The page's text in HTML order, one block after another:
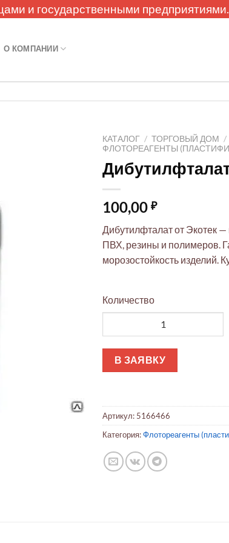
и государственными
О КОМПАНИИ
КАТАЛОГ / ТОРГОВЫЙ ДОМ /
ФЛОТОРЕАГЕНТЫ
100,00 ₽
Дибутилфталат от Экотек
ПВХ, резины и полимеров.
морозостойкость изделий.
Количество
В ЗАЯВКУ
Артикул: 5166466
Категория:Флотореагенты